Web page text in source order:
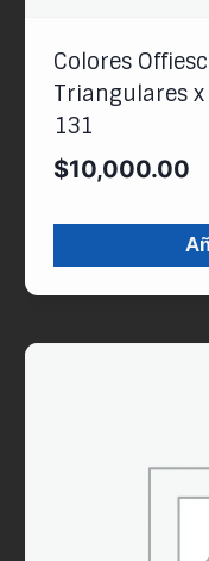
Colores
Triangulares
131
$10,000.00